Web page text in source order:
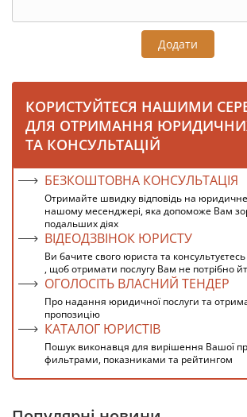
Додати
КОРИСТУЙТЕСЯ НАШИМИ
ДЛЯ ОТРИМАННЯ
ТА КОНСУЛЬТАЦІЙ
БЕЗКОШТОВНА КОНСУЛЬТАЦІЯ
Отримайте швидку відповідь на
нашому месенджері, яка допоможе Вам
подальших діях
ВІДЕОДЗВІНОК ЮРИСТУ
Ви бачите свого юриста та
, щоб отримати послугу Вам не потрібно
ОГОЛОСІТЬ ВЛАСНИЙ ТЕНДЕР
Про надання юридичної послуги та
пропозицію
КАТАЛОГ ЮРИСТІВ
Пошук виконавця для вирішення Вашої
фильтрами, показниками та рейтингом